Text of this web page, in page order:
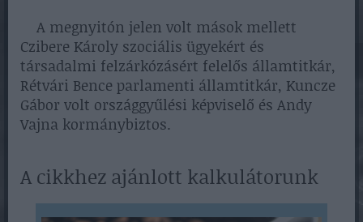
A megnyitón jelen volt mások mellett
Czibere Károly szociális ügyekért és
társadalmi felzárkózásért felelős államtitkár,
Rétvári Bence parlamenti államtitkár, Kuncze
Gábor volt országgyűlési képviselő és Andy
Vajna kormánybiztos.
A cikkhez ajánlott kalkulátorunk